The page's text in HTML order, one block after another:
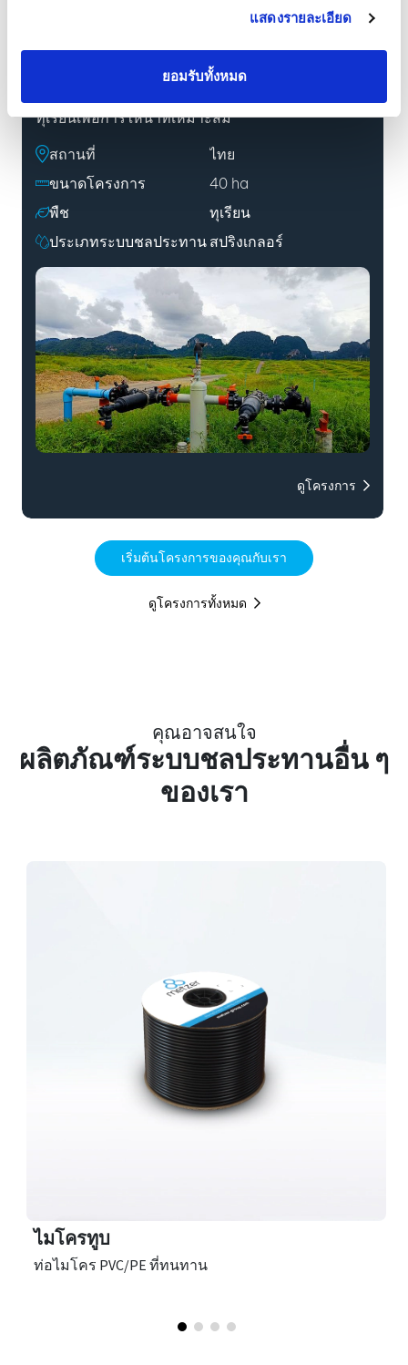
แสดงรายละเอียด
ยอมรับทั้งหมด
ชลประทานแบบแม่นยำโดยใช้หัวมินิสปริงเกลอร์
สำหรับสวนทุเรียน โครงการนี้มีสถานีสูบน้ำลอยน้ำใน
คลองและวาล์วไฮดรอลิกอัตโนมัติ เพื่อให้การจ่ายน้ำ
ทุเรียนเพื่อการให้น้ำที่เหมาะสม
สถานที่
ไทย
ขนาดโครงการ
40 ha
พืช
ทุเรียน
ประเภทระบบชลประทาน สปริงเกลอร์
ดูโครงการ
เริ่มต้นโครงการของคุณกับเรา
ดูโครงการทั้งหมด
คุณอาจสนใจ
ผลิตภัณฑ์ระบบชลประทานอื่น ๆ
ของเรา
ไมโครทูบ
ท่อไมโคร PVC/PE ที่ทนทาน